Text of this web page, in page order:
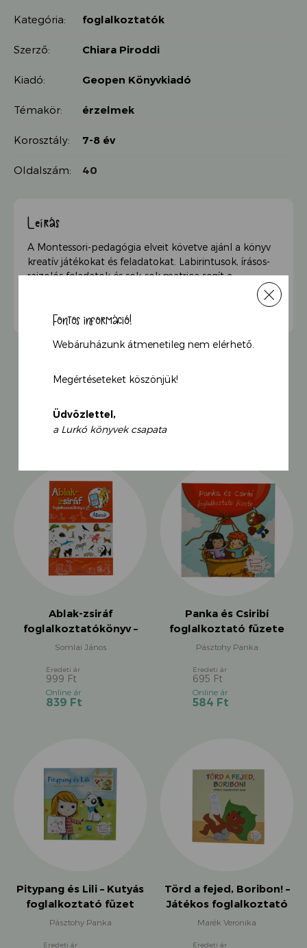
Fontos információ!
Webáruházunk átmenetileg nem elérhető.
Megértéseteket köszönjük!
Üdvözlettel,
a Lurkó könyvek csapata
141 Ft.
Kategória: foglalkoztatók
Szerző: Chiara Piroddi
Kiadó: Geopen Könyvkiadó
Témakör: érzelmek
Korosztály: 7-8 év
Oldalszám: 40
Leírás
A Montessori-pedagógia elveit követve ajánl a könyv
kreatív játékokat és feladatokat. Labirintusok, írásos-
rajzolós feladatok és sok-sok matrica segít a
megértésében, miközben még jól is szórakozhatnak.
KAPCSOLÓDÓ TERMÉKEK
Ablak-zsiráf
foglalkoztatókönyv –
Állatok
Somlai János
999 Ft
Original
price
839 Ft
Panka és Csiribí
foglalkoztató füzete
Pásztohy Panka
695 Ft
Original
price
584 Ft
Pitypang és Lili – Kutyás
foglalkoztató füzet
Pásztohy Panka
Törd a fejed, Boribon! –
Játékos foglalkoztató
füzet
Marék Veronika